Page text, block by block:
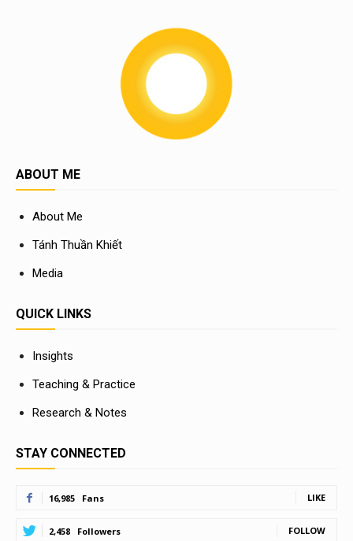
ABOUT ME
About Me
Tánh Thuần Khiết
Media
QUICK LINKS
Insights
Teaching & Practice
Research & Notes
STAY CONNECTED
16,985 Fans LIKE
2,458 Followers FOLLOW